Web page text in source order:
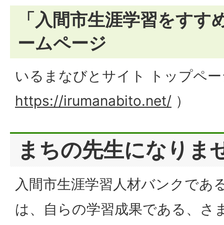
「入間市生涯学習をすす
ームページ
いるまなびとサイト トップペ
https://irumanabito.net/ ）
まちの先生になりま
入間市生涯学習人材バンクであ
は、自らの学習成果である、さ